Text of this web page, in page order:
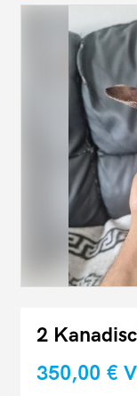
2
350,00 €